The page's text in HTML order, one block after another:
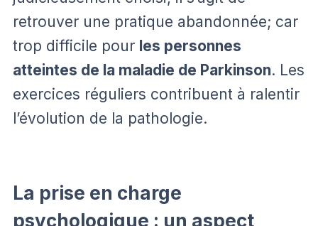
retrouver une pratique abandonnée; car
trop difficile pour les personnes
atteintes de la maladie de Parkinson. Les
exercices réguliers contribuent à ralentir
l’évolution de la pathologie.
La prise en charge
psychologique : un aspect